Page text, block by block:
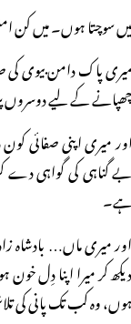
سوچتا ہوں۔ میں کن
میری پاک دامن بیوی کی
کے لیے دوسروں
اور میری اپنی صفائی
بے گناہی کی گواہی دے
ہے۔
اور میری ماں…
دیکھ کر میرا اپنا دِل
ہوں، وہ کب تک پانی کی